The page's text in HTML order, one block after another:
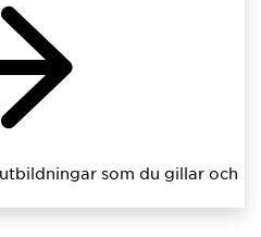
som du gillar och